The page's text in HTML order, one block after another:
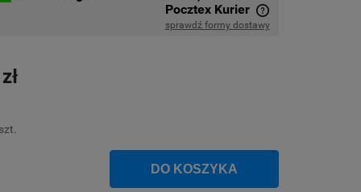
Pocztex Kurier
sprawdź formy dostawy
DO KOSZYKA